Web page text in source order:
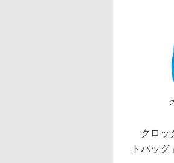
クロッ
トバッ